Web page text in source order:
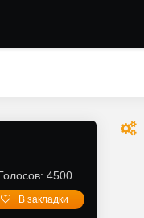
4500
В закладки